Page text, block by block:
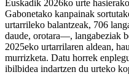
Euskadik 2026ko urte
Gabonetako kanpainak
urtarrileko balantzeak, 706
daude, orotara—, langabeziak
2025eko urtarrilaren aldean,
murrizketa. Datu horrek
ibilbidea indartzen du urteko